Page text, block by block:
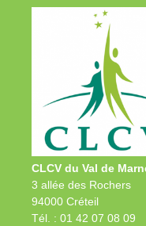
CLCV du Val de
3 allée des Rochers
94000 Créteil
Tél. : 01 42 07 08 09